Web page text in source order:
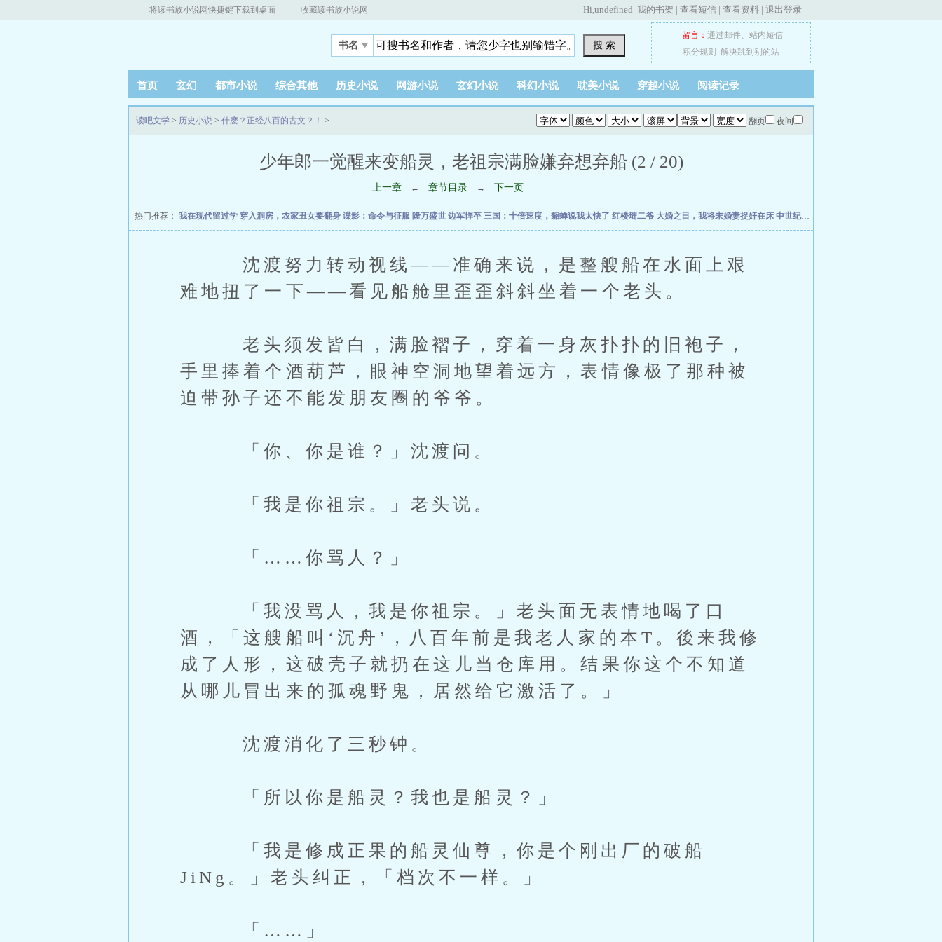
将读书族小说网快捷键下载到桌面 收藏读书族小说网 Hi,undefined 我的书架 | 查看短信 | 查看资料 | 退出登录
书名 搜 索
留言： 通过邮件、 站内短信
积分规则
解决跳到别的站
首页 玄幻 都市小说 综合其他 历史小说 网游小说 玄幻小说 科幻小说 耽美小说 穿越小说 阅读记录
翻页 夜间
读吧文学 > 历史小说 > 什麽？正经八百的古文？！ >
少年郎一觉醒来变船灵，老祖宗满脸嫌弃想弃船 (2 / 20)
上一章 ← 章节目录 → 下一页
热门推荐： 我在现代留过学 穿入洞房，农家丑女要翻身 谍影：命令与征服 隆万盛世 边军悍卒 三国：十倍速度，貂蝉说我太快了 红楼琏二爷 大婚之日，我将未婚妻捉奸在床 中世纪崛起
沈渡努力转动视线——准确来说，是整艘船在水面上艰
难地扭了一下——看见船舱里歪歪斜斜坐着一个老头。
老头须发皆白，满脸褶子，穿着一身灰扑扑的旧袍子，
手里捧着个酒葫芦，眼神空洞地望着远方，表情像极了那种被
迫带孙子还不能发朋友圈的爷爷。
「你、你是谁？」沈渡问。
「我是你祖宗。」老头说。
「……你骂人？」
「我没骂人，我是你祖宗。」老头面无表情地喝了口
酒，「这艘船叫‘沉舟’，八百年前是我老人家的本T。後来我修
成了人形，这破壳子就扔在这儿当仓库用。结果你这个不知道
从哪儿冒出来的孤魂野鬼，居然给它激活了。」
沈渡消化了三秒钟。
「所以你是船灵？我也是船灵？」
「我是修成正果的船灵仙尊，你是个刚出厂的破船
JiNg。」老头纠正，「档次不一样。」
「……」